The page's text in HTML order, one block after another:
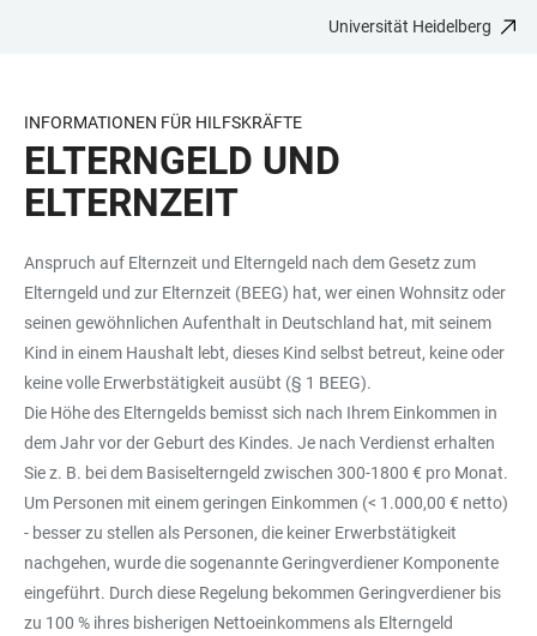
BARRIEREFREIHEIT
Universität Heidelberg
INFORMATIONEN FÜR HILFSKRÄFTE
ELTERNGELD UND
ELTERNZEIT
Anspruch auf Elternzeit und Elterngeld nach dem Gesetz zum
Elterngeld und zur Elternzeit (BEEG) hat, wer einen Wohnsitz oder
seinen gewöhnlichen Aufenthalt in Deutschland hat, mit seinem
Kind in einem Haushalt lebt, dieses Kind selbst betreut, keine oder
keine volle Erwerbstätigkeit ausübt (§ 1 BEEG).
Die Höhe des Elterngelds bemisst sich nach Ihrem Einkommen in
dem Jahr vor der Geburt des Kindes. Je nach Verdienst erhalten
Sie z. B. bei dem Basiselterngeld zwischen 300-1800 € pro Monat.
Um Personen mit einem geringen Einkommen (< 1.000,00 € netto)
- besser zu stellen als Personen, die keiner Erwerbstätigkeit
nachgehen, wurde die sogenannte Geringverdiener Komponente
eingeführt. Durch diese Regelung bekommen Geringverdiener bis
zu 100 % ihres bisherigen Nettoeinkommens als Elterngeld